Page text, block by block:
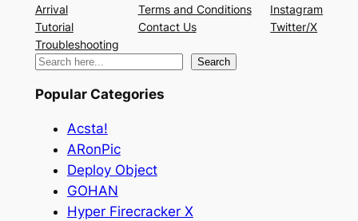
Arrival
Tutorial
Troubleshooting
Terms and Conditions
Contact Us
Instagram
Twitter/X
検
Search
Popular Categories
Acsta!
ARonPic
Deploy Object
GOHAN
Hyper Firecracker X